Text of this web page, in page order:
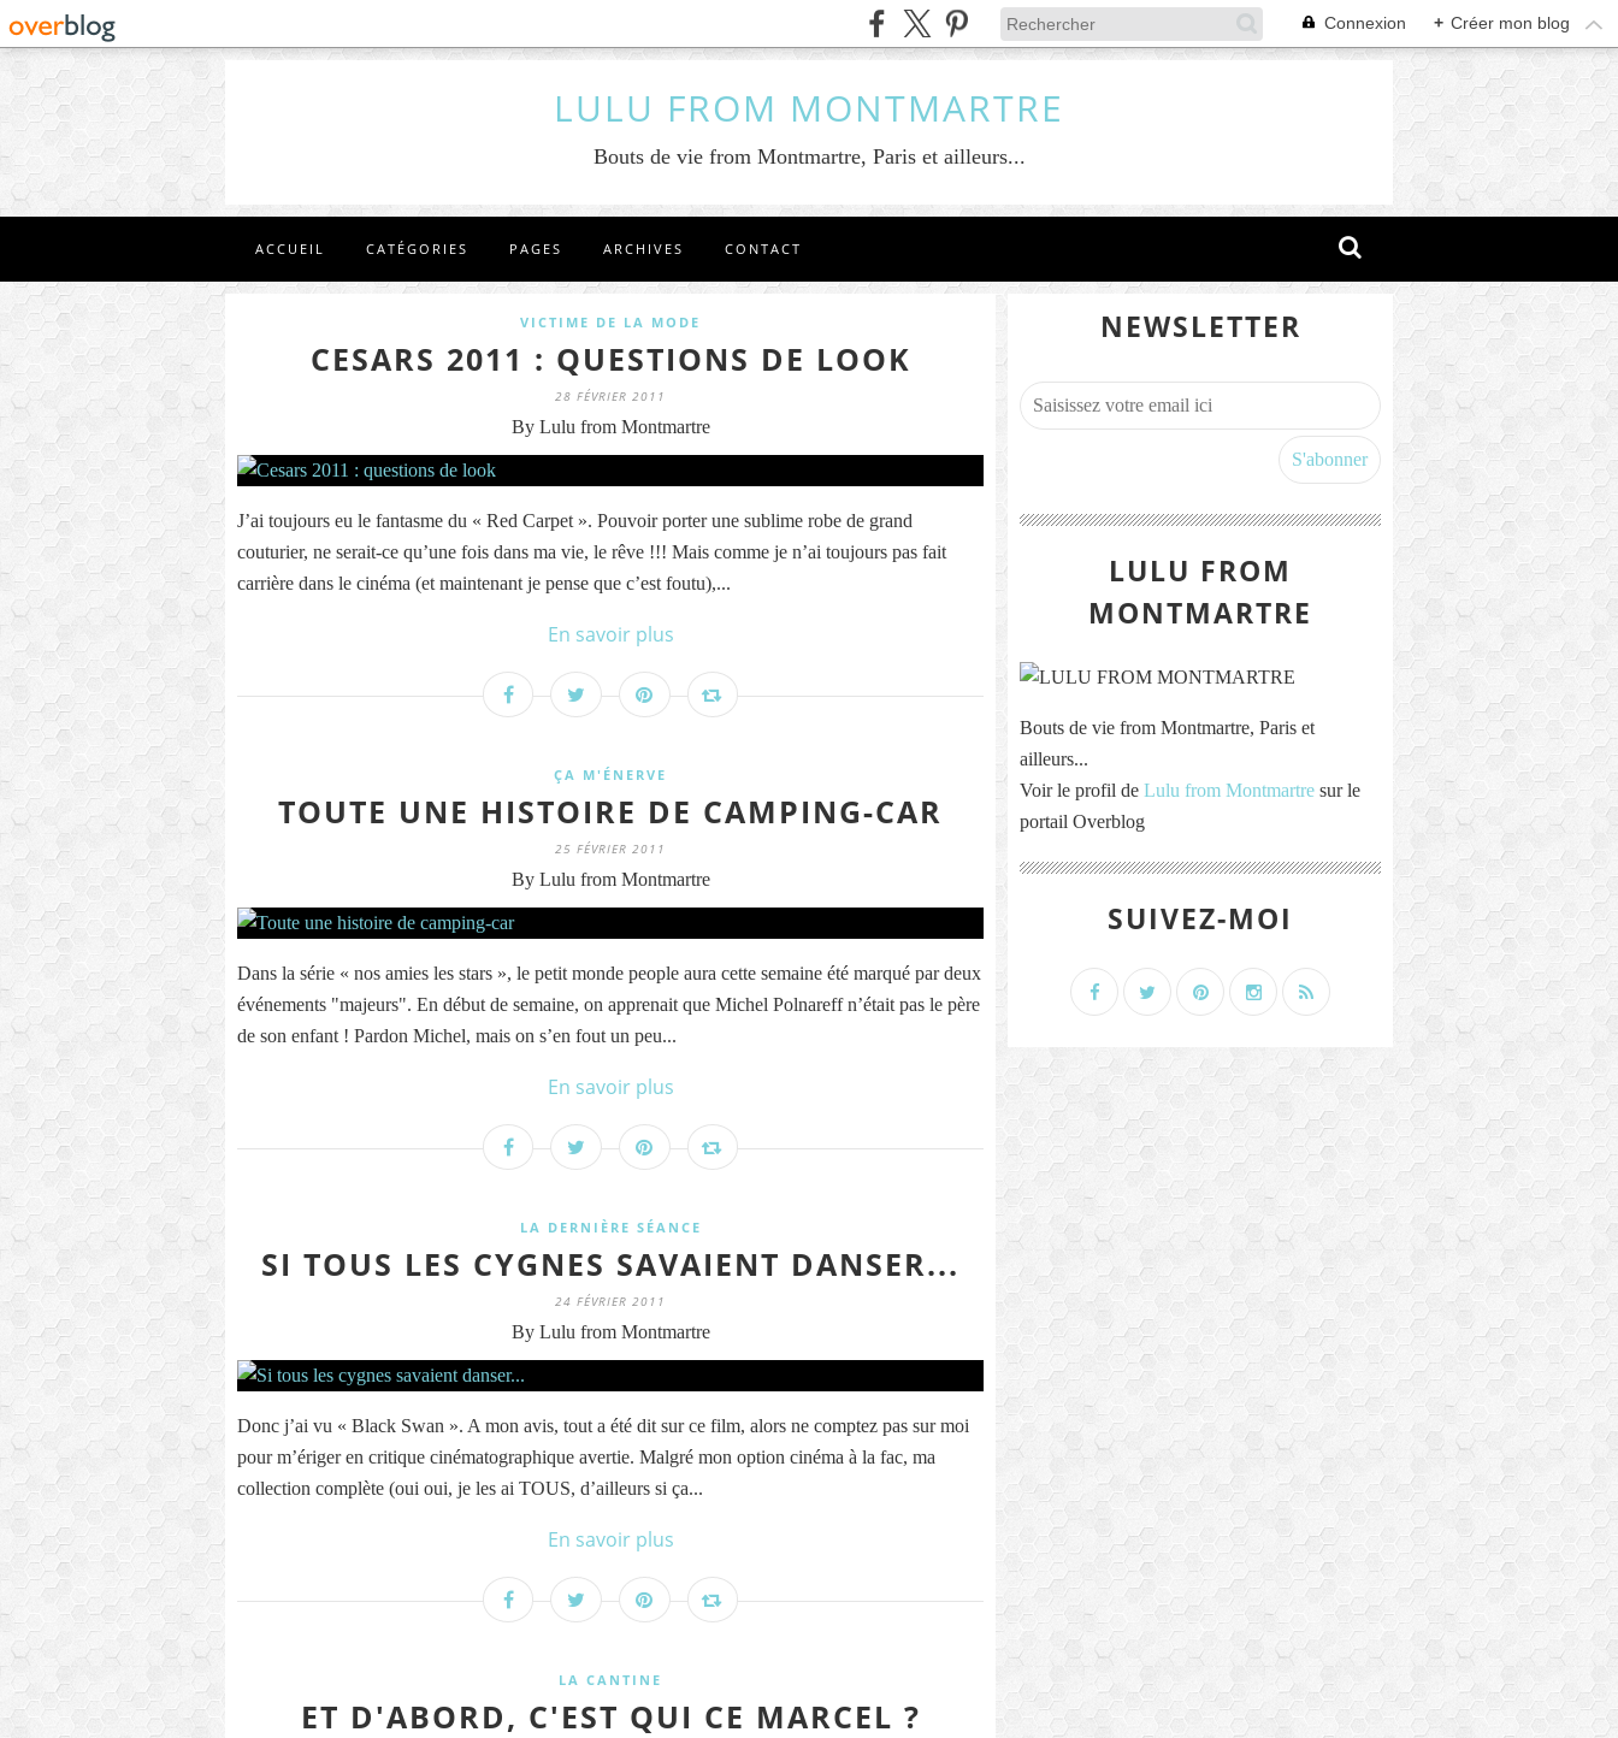
Connexion + Créer mon blog
LULU FROM MONTMARTRE
Bouts de vie from Montmartre, Paris et ailleurs...
ACCUEIL CATÉGORIES PAGES ARCHIVES CONTACT
VICTIME DE LA MODE
CESARS 2011 : QUESTIONS DE LOOK
28 FÉVRIER 2011
By Lulu from Montmartre
J’ai toujours eu le fantasme du « Red Carpet ». Pouvoir porter une sublime robe de grand
couturier, ne serait-ce qu’une fois dans ma vie, le rêve !!! Mais comme je n’ai toujours pas fait
carrière dans le cinéma (et maintenant je pense que c’est foutu),...
En savoir plus
ÇA M'ÉNERVE
TOUTE UNE HISTOIRE DE CAMPING-CAR
25 FÉVRIER 2011
By Lulu from Montmartre
Dans la série « nos amies les stars », le petit monde people aura cette semaine été marqué par deux
événements "majeurs". En début de semaine, on apprenait que Michel Polnareff n’était pas le père
de son enfant ! Pardon Michel, mais on s’en fout un peu...
En savoir plus
LA DERNIÈRE SÉANCE
SI TOUS LES CYGNES SAVAIENT DANSER...
24 FÉVRIER 2011
By Lulu from Montmartre
Donc j’ai vu « Black Swan ». A mon avis, tout a été dit sur ce film, alors ne comptez pas sur moi
pour m’ériger en critique cinématographique avertie. Malgré mon option cinéma à la fac, ma
collection complète (oui oui, je les ai TOUS, d’ailleurs si ça...
En savoir plus
LA CANTINE
ET D'ABORD, C'EST QUI CE MARCEL ?
NEWSLETTER
LULU FROM
MONTMARTRE
Bouts de vie from Montmartre, Paris et
ailleurs...
Voir le profil de Lulu from Montmartre sur le
portail Overblog
SUIVEZ-MOI